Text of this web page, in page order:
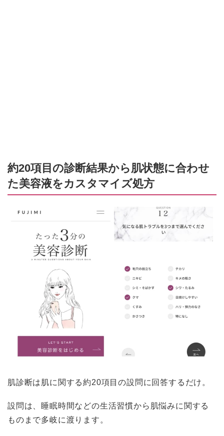
約20項目の診断結果から肌状態に合わせ
た美容液をカスタマイズ処方
肌診断は肌に関する約20項目の設問に回答するだけ。
設問は、睡眠時間などの生活習慣から肌悩みに関する
ものまで多岐に渡ります。